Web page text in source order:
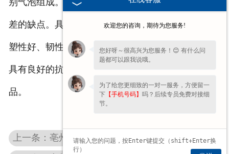
别气泡组成。解决了一般泡沫胶易碎、变形、回复性
差的缺点。具有隔水、防潮、抗震、隔音、保温、可
塑性好、韧性强、循环重塑、抗冲击性强等优点，也
具有良好的抗化学特性。是一般包装材料的理想替代
品。
上一条：亳州拉伸缠绕膜的生产工艺及适用场景
欢迎您的咨询，期待为您服务!
您好呀～很高兴为您服务！😊 有什么问
题都可以跟我说哦。
为了给您更细致的一对一服务，方便留一
下 【手机号码】 吗？后续专员免费对接细
节。